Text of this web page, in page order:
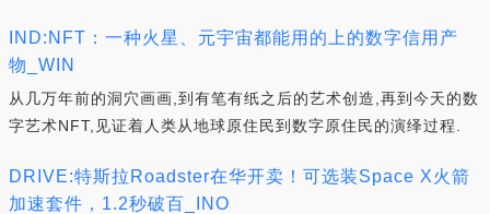
IND:NFT：一种火星、元宇宙都能用的上的数字信用产
物_WIN
从几万年前的洞穴画画,到有笔有纸之后的艺术创造,再到今天的数
字艺术NFT,见证着人类从地球原住民到数字原住民的演绎过程.
DRIVE:特斯拉Roadster在华开卖！可选装Space X火箭
加速套件，1.2秒破百_INO